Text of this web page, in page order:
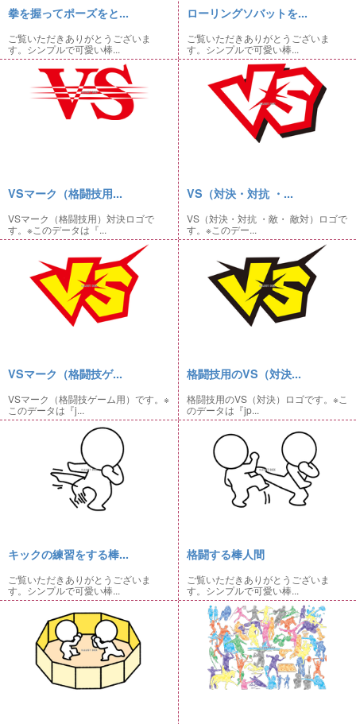
拳を握ってポーズをと...
ご覧いただきありがとうございま
す。シンプルで可愛い棒...
ローリングソバットを...
ご覧いただきありがとうございま
す。シンプルで可愛い棒...
VSマーク（格闘技用...
VSマーク（格闘技用）対決ロゴで
す。※このデータは『...
VS（対決・対抗 ・...
VS（対決・対抗 ・敵・ 敵対）ロゴで
す。※このデー...
VSマーク（格闘技ゲ...
VSマーク（格闘技ゲーム用）です。※
このデータは『j...
格闘技用のVS（対決...
格闘技用のVS（対決）ロゴです。※こ
のデータは『jp...
キックの練習をする棒...
ご覧いただきありがとうございま
す。シンプルで可愛い棒...
格闘する棒人間
ご覧いただきありがとうございま
す。シンプルで可愛い棒...